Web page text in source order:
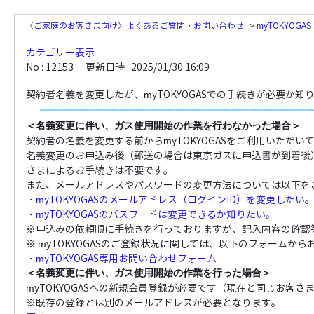
〈ご家庭のお客さま向け〉よくあるご質問・お問い合わせ >
カテゴリー表示
No : 12153
更新日時 : 2025/01/30 16:09
契約者名義を変更したが、myTOKYOGASでの手続きが必要か知
＜名義変更に伴い、ガス使用開始の作業を行わなかった場合＞
契約者の名義を変更する前からmyTOKYOGASをご利用いただ
名義変更のお申込み後（郵送の場合は東京ガスに申込書が到着
さまによるお手続きは不要です。
また、メールアドレスやパスワードの変更方法については以下
・ myTOKYOGASのメールアドレス（ログインID）を変更したい。
・ myTOKYOGASのパスワードは変更できるか知りたい。
※申込みの依頼順に手続きを行っておりますが、記入内容の確
※ myTOKYOGASのご登録状況に関しては、以下のフォームから
・ myTOKYOGAS専用お問い合わせフォーム
＜名義変更に伴い、ガス使用開始の作業を行った場合＞
myTOKYOGASへの新規会員登録が必要です（現在と同じお客さ
※既存の登録とは別のメールアドレスが必要となります。